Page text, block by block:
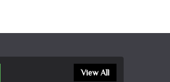
View All